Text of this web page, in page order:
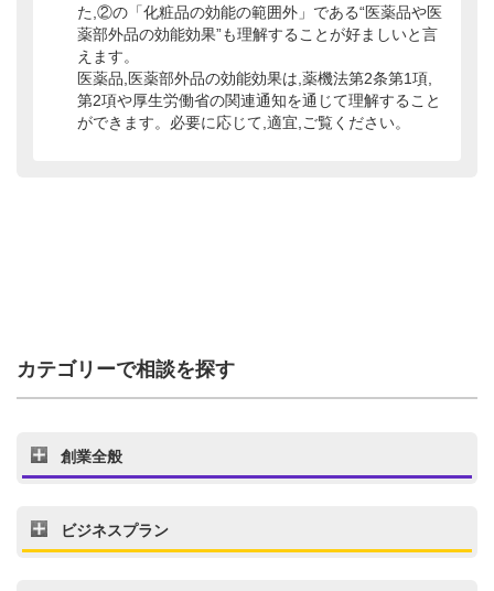
た,②の「化粧品の効能の範囲外」である“医薬品や医
薬部外品の効能効果”も理解することが好ましいと言
えます。
医薬品,医薬部外品の効能効果は,薬機法第2条第1項,
第2項や厚生労働省の関連通知を通じて理解すること
ができます。必要に応じて,適宜,ご覧ください。
カテゴリーで相談を探す
創業全般
ビジネスプラン